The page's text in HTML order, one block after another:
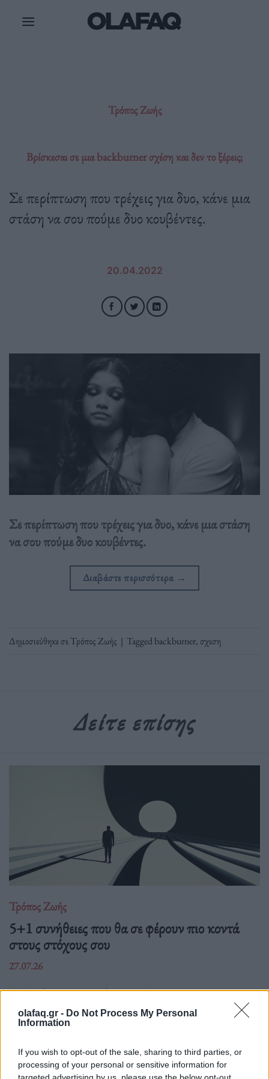
olafaq.gr - Do Not Process My Personal
Information
If you wish to opt-out of the sale, sharing to third parties, or
processing of your personal or sensitive information for
targeted advertising by us, please use the below opt-out
Τρόπος Ζωής
Βρίσκεσαι σε μια backburner σχέση και δεν το ξέρεις;
Σε περίπτωση που τρέχεις για δυο, κάνε μια
στάση να σου πούμε δυο κουβέντες.
20.04.2022
Σε περίπτωση που τρέχεις για δυο, κάνε μια στάση
να σου πούμε δυο κουβέντες.
Διαβάστε περισσότερα →
Δημοσιεύθηκε σεΤρόπος Ζωής | Taggedbackburner,σχεση
Δείτε επίσης
Τρόπος Ζωής
5+1 συνήθειες που θα σε φέρουν πιο κοντά
στους στόχους σου
27.07.26
Από τη δημιουργία σταθερής ρουτίνας μέχρι τη μείωση των
περισπασμών, η αυτοπειθαρχία είναι το κλειδί για τη συνέπεια,
την προσωπική ανάπτυξη και την επίτευξη κάθε σημαντικού